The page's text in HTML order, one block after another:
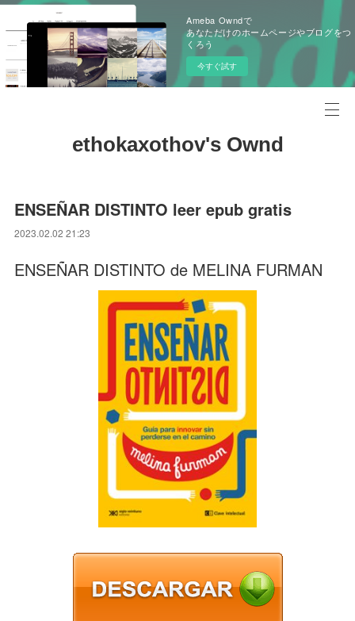
Ameba Owndで
あなただけのホームページやブログをつ
くろう
今すぐ試す
ethokaxothov's Ownd
ENSEÑAR DISTINTO leer epub gratis
2023.02.02 21:23
ENSEÑAR DISTINTO de MELINA FURMAN